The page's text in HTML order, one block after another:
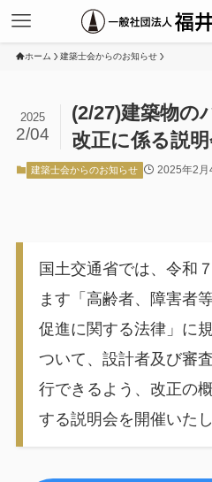
ホーム 建築士会からのお知らせ
(2/27)建築物の
改正に係る説
2025
2/04
建築士会からのお知らせ 2025年2月
国土交通省では、令和
ます「高齢者、障害者
促進に関する法律」に
ついて、設計者及び審
行できるよう、改正の
する説明会を開催いたし